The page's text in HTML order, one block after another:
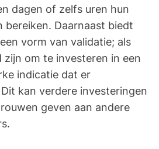
dagen of zelfs uren hun
bereiken. Daarnaast biedt
vorm van validatie; als
zijn om te investeren in een
indicatie dat er
kan verdere investeringen
geven aan andere